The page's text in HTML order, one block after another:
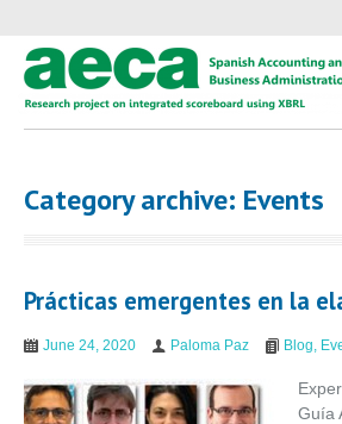
Category archive: Events
Prácticas emergentes en la
June 24, 2020 Paloma Paz Blog,
Guía